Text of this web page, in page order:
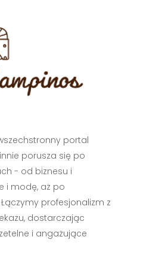
portal
porusza się po
- od biznesu i
i modę, aż po
profesjonalizm z
dostarczając
i angażujące